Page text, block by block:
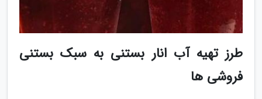
طرز تهیه آب انار بستنی به سبک بستنی
فروشی ها